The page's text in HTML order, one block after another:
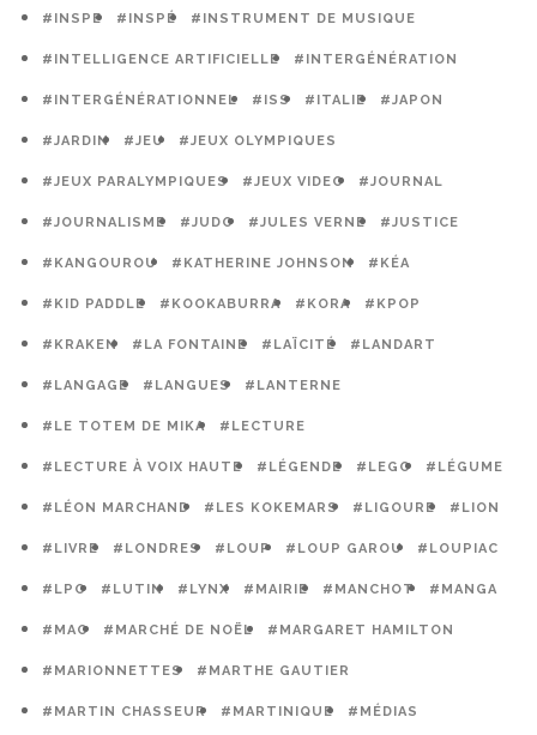
#INSPE #INSPÉ #INSTRUMENT DE MUSIQUE
#INTELLIGENCE ARTIFICIELLE #INTERGÉNÉRATION
#INTERGÉNÉRATIONNEL #ISS #ITALIE #JAPON
#JARDIN #JEU #JEUX OLYMPIQUES
#JEUX PARALYMPIQUES #JEUX VIDEO #JOURNAL
#JOURNALISME #JUDO #JULES VERNE #JUSTICE
#KANGOUROU #KATHERINE JOHNSON #KÉA
#KID PADDLE #KOOKABURRA #KORA #KPOP
#KRAKEN #LA FONTAINE #LAÏCITÉ #LANDART
#LANGAGE #LANGUES #LANTERNE
#LE TOTEM DE MIKA #LECTURE
#LECTURE À VOIX HAUTE #LÉGENDE #LEGO #LÉGUME
#LÉON MARCHAND #LES KOKEMARS #LIGOURE #LION
#LIVRE #LONDRES #LOUP #LOUP GAROU #LOUPIAC
#LPO #LUTIN #LYNX #MAIRIE #MANCHOT #MANGA
#MAO #MARCHÉ DE NOËL #MARGARET HAMILTON
#MARIONNETTES #MARTHE GAUTIER
#MARTIN CHASSEUR #MARTINIQUE #MÉDIAS